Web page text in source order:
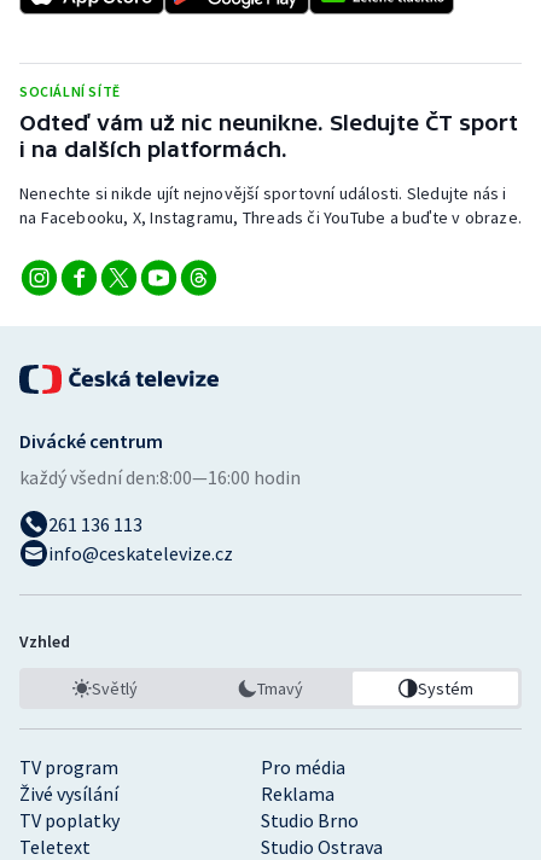
SOCIÁLNÍ SÍTĚ
Odteď vám už nic neunikne. Sledujte ČT sport
i na dalších platformách.
Nenechte si nikde ujít nejnovější sportovní události. Sledujte nás i
na Facebooku, X, Instagramu, Threads či YouTube a buďte v obraze.
TV program
Pro média
Živé vysílání
Reklama
TV poplatky
Studio Brno
Teletext
Studio Ostrava
Divácké centrum
každý všední den:8:00—16:00 hodin
261 136 113
info@ceskatelevize.cz
Vzhled
Světlý Tmavý Systém